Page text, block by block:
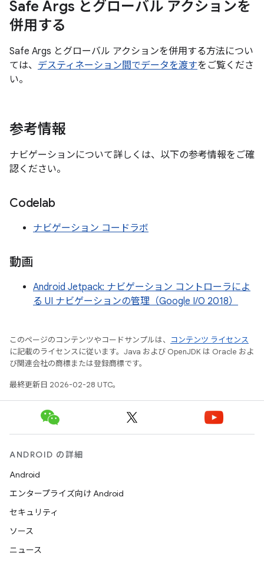
Safe Args とグローバル アクションを
併用する
Safe Args とグローバル アクションを併用する方法につい
ては、 デスティネーション間でデータを渡すをご覧くださ
い。
参考情報
ナビゲーションについて詳しくは、以下の参考情報をご確
認ください。
Codelab
ナビゲーション コードラボ
動画
Android Jetpack: ナビゲーション コントローラによ
る UI ナビゲーションの管理（Google I/O 2018）
このページのコンテンツやコードサンプルは、
コンテンツ ライセンス
に記載のライセンスに従います。Java および OpenJDK は Oracle およ
び関連会社の商標または登録商標です。
最終更新日 2026-02-28 UTC。
ANDROID の詳細
Android
エンタープライズ向け Android
セキュリティ
ソース
ニュース